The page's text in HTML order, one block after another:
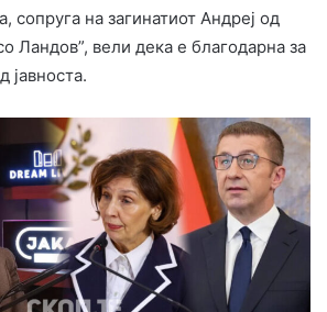
сопруга на загинатиот Андреј од
Ландов”, вели дека е благодарна за
јавноста.